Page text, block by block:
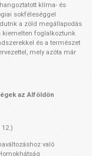
klíma- és
sokféleséggel
a zöld megállapodás
kiemelten foglalkoztunk
és a természet
mely azóta már
az Alföldön
való